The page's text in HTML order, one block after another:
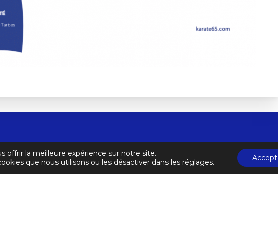
des Bigerrions, 37 boulevard du Martinet
offrir la meilleure expérience sur notre site.
que nous utilisons ou les désactiver dans les réglages.